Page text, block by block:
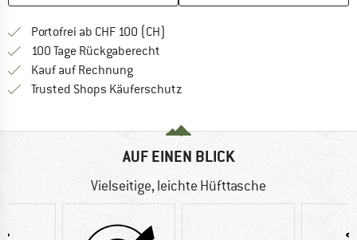
Portofrei ab CHF 100 (CH)
100 Tage Rückgaberecht
Kauf auf RechnungFinde die Zahlungs-Infos hier! Öffnet
Trusted Shops Käuferschutz
AUF EINEN BLICK
Vielseitige, leichte Hüfttasche